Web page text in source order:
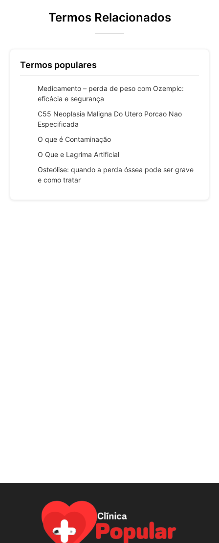
Termos Relacionados
Termos populares
Medicamento – perda de peso com Ozempic:
eficácia e segurança
C55 Neoplasia Maligna Do Utero Porcao Nao
Especificada
O que é Contaminação
O Que e Lagrima Artificial
Osteólise: quando a perda óssea pode ser grave
e como tratar